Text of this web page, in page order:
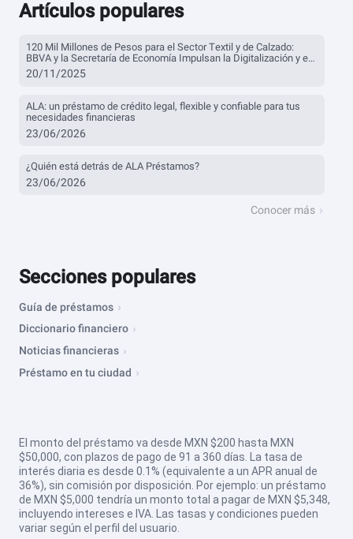
Artículos populares
120 Mil Millones de Pesos para el Sector Textil y de Calzado:
BBVA y la Secretaría de Economía Impulsan la Digitalización y el
Financiamiento
20/11/2025
ALA: un préstamo de crédito legal, flexible y confiable para tus
necesidades financieras
23/06/2026
¿Quién está detrás de ALA Préstamos?
23/06/2026
Conocer más
Secciones populares
Guía de préstamos
Diccionario financiero
Noticias financieras
Préstamo en tu ciudad
El monto del préstamo va desde MXN $200 hasta MXN
$50,000, con plazos de pago de 91 a 360 días. La tasa de
interés diaria es desde 0.1% (equivalente a un APR anual de
36%), sin comisión por disposición. Por ejemplo: un préstamo
de MXN $5,000 tendría un monto total a pagar de MXN $5,348,
incluyendo intereses e IVA. Las tasas y condiciones pueden
variar según el perfil del usuario.